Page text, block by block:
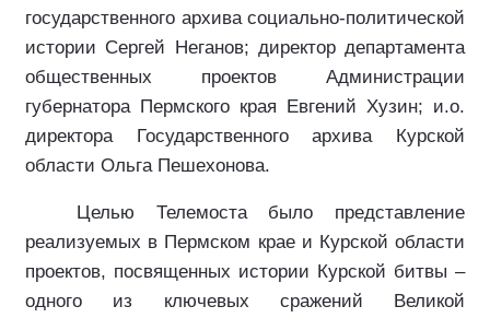
государственного архива социально-политической
истории Сергей Неганов; директор департамента
общественных проектов Администрации
губернатора Пермского края Евгений Хузин; и.о.
директора Государственного архива Курской
области Ольга Пешехонова.
Целью Телемоста было представление
реализуемых в Пермском крае и Курской области
проектов, посвященных истории Курской битвы –
одного из ключевых сражений Великой